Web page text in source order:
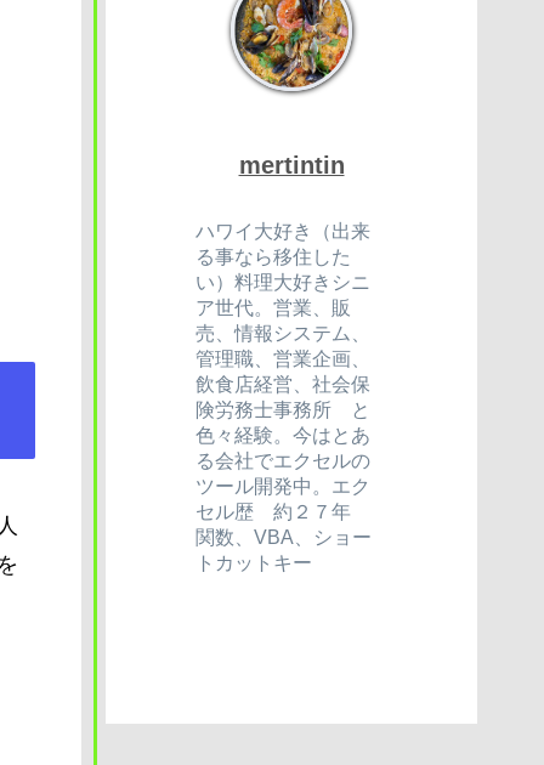
mertintin
ハワイ大好き（出来
る事なら移住した
い）料理大好きシニ
ア世代。営業、販
売、情報システム、
管理職、営業企画、
飲食店経営、社会保
険労務士事務所 と
色々経験。今はとあ
る会社でエクセルの
ツール開発中。エク
セル歴 約２７年
関数、VBA、ショー
トカットキー